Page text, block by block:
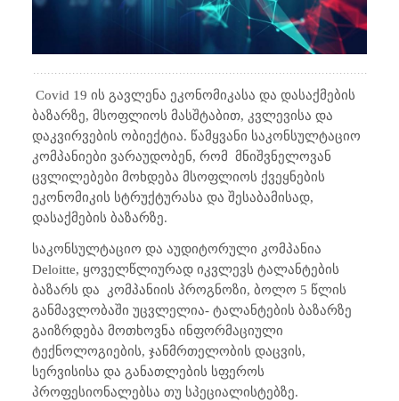
Covid 19 ის გავლენა ეკონომიკასა და დასაქმების
ბაზარზე, მსოფლიოს მასშტაბით, კვლევისა და
დაკვირვების ობიექტია. წამყვანი საკონსულტაციო
კომპანიები ვარაუდობენ, რომ მნიშვნელოვან
ცვლილებები მოხდება მსოფლიოს ქვეყნების
ეკონომიკის სტრუქტურასა და შესაბამისად,
დასაქმების ბაზარზე.
საკონსულტაციო და აუდიტორული კომპანია
Deloitte, ყოველწლიურად იკვლევს ტალანტების
ბაზარს და კომპანიის პროგნოზი, ბოლო 5 წლის
განმავლობაში უცვლელია- ტალანტების ბაზარზე
გაიზრდება მოთხოვნა ინფორმაციული
ტექნოლოგიების, ჯანმრთელობის დაცვის,
სერვისისა და განათლების სფეროს
პროფესიონალებსა თუ სპეციალისტებზე.